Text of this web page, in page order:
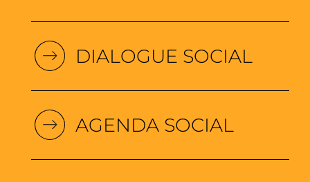
DIALOGUE SOCIAL
AGENDA SOCIAL